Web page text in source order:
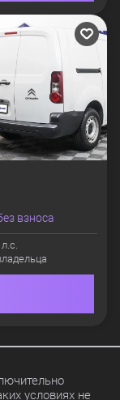
взноса
условиях не